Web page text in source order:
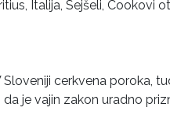
Italija, Sejšeli, Cookovi
cerkvena poroka,
je vajin zakon uradno